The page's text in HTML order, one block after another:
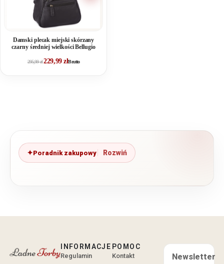
Damski plecak miejski skórzany
czarny średniej wielkości Bellugio
295,99zł229,99złBrutto
Poradnik zakupowy
INFORMACJE
Regulamin
POMOC
Kontakt
Newsletter